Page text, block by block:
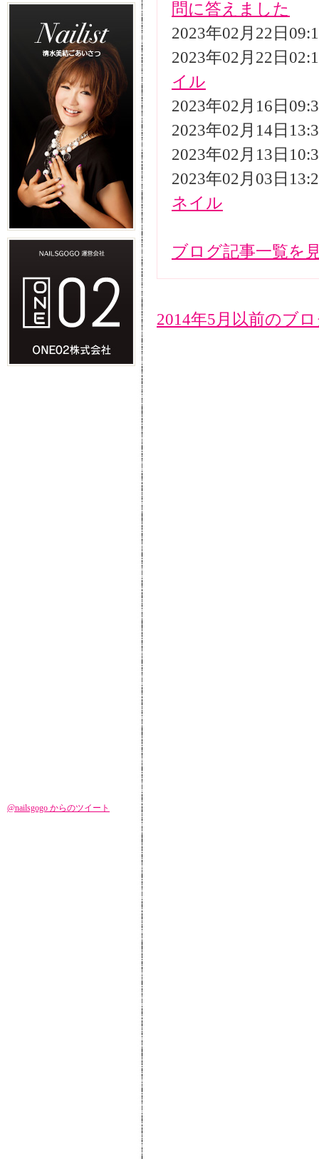
問に答えました
2023年02月22日
2023年02月22日
イル
2023年02月16日
2023年02月14日
2023年02月13日
2023年02月03日
ネイル
ブログ記事一覧を
2014年5月以前のブ
@nailsgogo からのツイート